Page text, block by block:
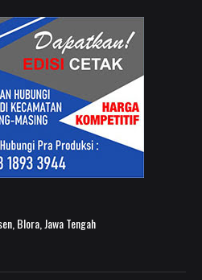
Blora, Jawa Tengah